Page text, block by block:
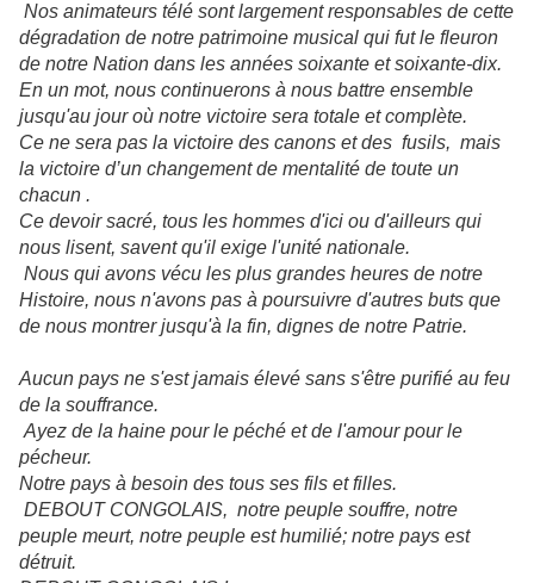
Nos animateurs télé sont largement responsables de cette
dégradation de notre patrimoine musical qui fut le fleuron
de notre Nation dans les années soixante et soixante-dix.
En un mot, nous continuerons à nous battre ensemble
jusqu'au jour où notre victoire sera totale et complète.
Ce ne sera pas la victoire des canons et des fusils, mais
la victoire d’un changement de mentalité de toute un
chacun .
Ce devoir sacré, tous les hommes d'ici ou d'ailleurs qui
nous lisent, savent qu'il exige l'unité nationale.
Nous qui avons vécu les plus grandes heures de notre
Histoire, nous n'avons pas à poursuivre d'autres buts que
de nous montrer jusqu'à la fin, dignes de notre Patrie.
Aucun pays ne s'est jamais élevé sans s'être purifié au feu
de la souffrance.
Ayez de la haine pour le péché et de l'amour pour le
pécheur.
Notre pays à besoin des tous ses fils et filles.
DEBOUT CONGOLAIS, notre peuple souffre, notre
peuple meurt, notre peuple est humilié; notre pays est
détruit.